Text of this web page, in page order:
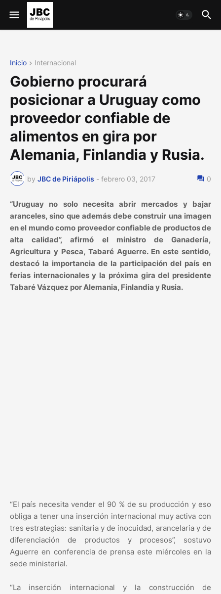
Inicio Internacional
Gobierno procurará
posicionar a Uruguay como
proveedor confiable de
alimentos en gira por
Alemania, Finlandia y Rusia.
by JBC de Piriápolis - febrero 03, 2017 0
“Uruguay no solo necesita abrir mercados y bajar
aranceles, sino que además debe construir una imagen
en el mundo como proveedor confiable de productos de
alta calidad”, afirmó el ministro de Ganadería,
Agricultura y Pesca, Tabaré Aguerre. En este sentido,
destacó la importancia de la participación del país en
ferias internacionales y la próxima gira del presidente
Tabaré Vázquez por Alemania, Finlandia y Rusia.
“El país necesita vender el 90 % de su producción y eso
obliga a tener una inserción internacional muy activa con
tres estrategias: sanitaria y de inocuidad, arancelaria y de
diferenciación de productos y procesos”, sostuvo
Aguerre en conferencia de prensa este miércoles en la
sede ministerial.
“La inserción internacional y la construcción de